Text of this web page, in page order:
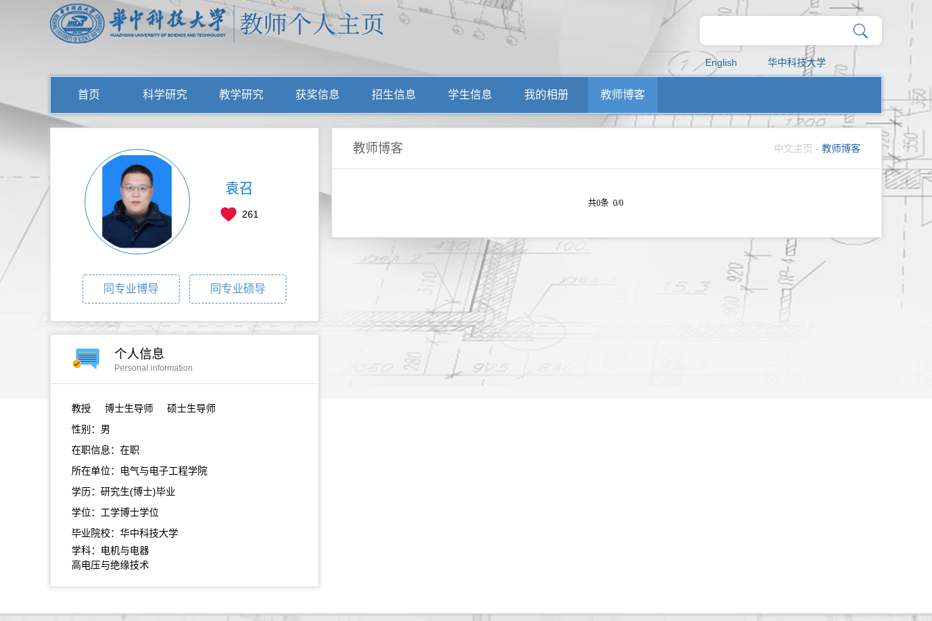
English 华中科技大学
首页 科学研究 教学研究 获奖信息 招生信息 学生信息 我的相册 教师博客
袁召
261
同专业博导 同专业硕导
个人信息
Personal information
教授
博士生导师 硕士生导师
性别：男
在职信息：在职
所在单位：电气与电子工程学院
学历：研究生(博士)毕业
学位：工学博士学位
毕业院校：华中科技大学
学科：电机与电器
高电压与绝缘技术
教师博客 中文主页 - 教师博客
共0条 0/0